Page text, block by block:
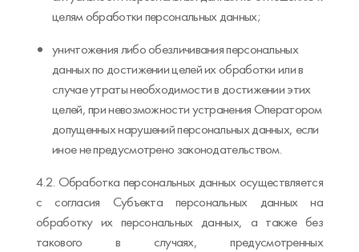
целям обработки персональных данных;
уничтожения либо обезличивания персональных
данных по достижении целей их обработки или в
случае утраты необходимости в достижении этих
целей, при невозможности устранения Оператором
допущенных нарушений персональных данных, если
иное не предусмотрено законодательством.
4.2. Обработка персональных данных осуществляется
с согласия Субъекта персональных данных на
обработку их персональных данных, а также без
такового в случаях, предусмотренных